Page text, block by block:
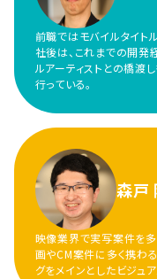
前職ではモバイルタイト
社後は、これまでの開発
ルアーティストとの橋渡
行っている。
森戸
映像業界で実写案件を多
画やCM案件に多く携わ
グをメインとしたビジュ